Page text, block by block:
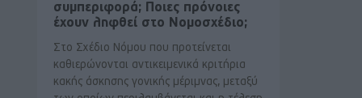
συμπεριφορά; Ποιες πρόνοιες
έχουν ληφθεί στο Νομοσχέδιο;
Στο Σχέδιο Νόμου που προτείνεται
καθιερώνονται αντικειμενικά κριτήρια
κακής άσκησης γονικής μέριμνας, μεταξύ